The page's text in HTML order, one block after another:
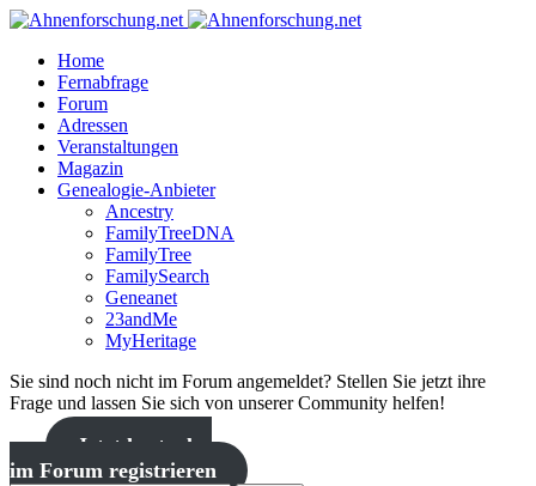
Home
Fernabfrage
Forum
Adressen
Veranstaltungen
Magazin
Genealogie-Anbieter
Ancestry
FamilyTreeDNA
FamilyTree
FamilySearch
Geneanet
23andMe
MyHeritage
Sie sind noch nicht im Forum angemeldet? Stellen Sie jetzt ihre
Frage und lassen Sie sich von unserer Community helfen!
Jetzt kostenlos
im Forum registrieren